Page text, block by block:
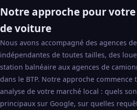
Notre approche pour
de voiture
Nous avons accompagné des agences
indépendantes de toutes tailles, des
station balnéaire aux agences de
dans le BTP. Notre approche
analyse de votre marché local : quels
principaux sur Google, sur quelles